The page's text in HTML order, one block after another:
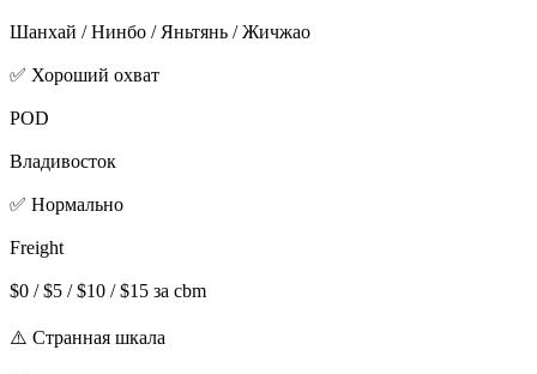
Шанхай / Нинбо / Яньтянь / Жичжао
✅ Хороший охват
POD
Владивосток
✅ Нормально
Freight
$0 / $5 / $10 / $15 за cbm
⚠️ Странная шкала